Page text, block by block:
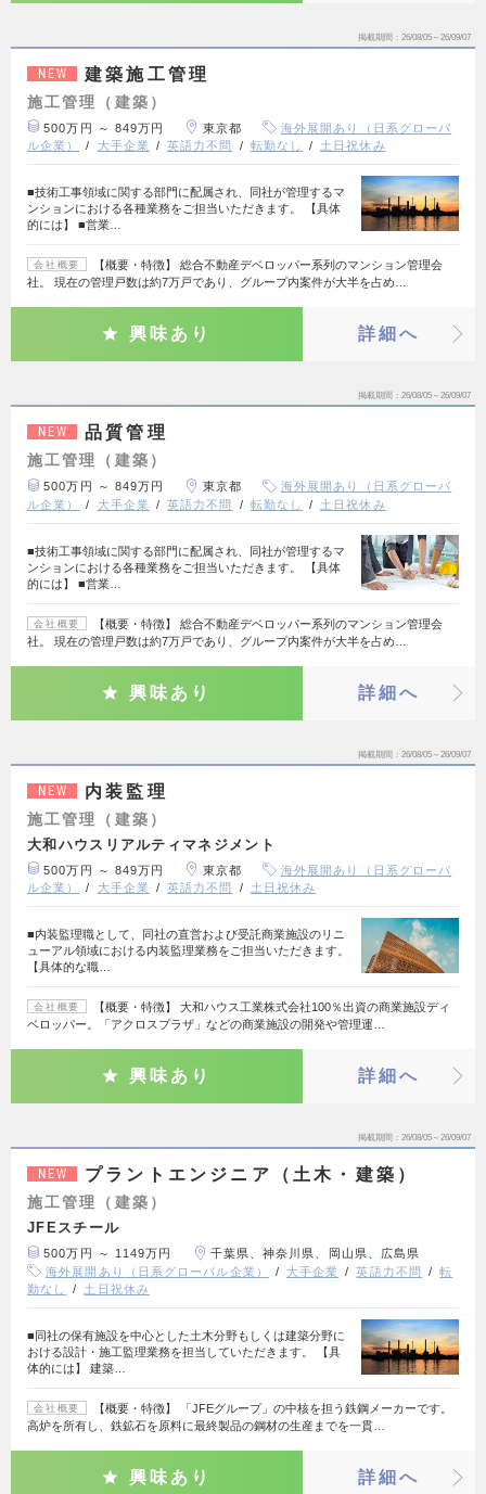
掲載期間 26/08/05～26/09/07
NEW 建築施工管理
施工管理（建築）
500万円 ～ 849万円 東京都
海外展開あり（日系グローバ
ル企業）
大手企業 英語力不問 転勤なし 土日祝休み
■技術工事領域に関する部門に配属され、同社が管理するマ
ンションにおける各種業務をご担当いただきます。 【具体
的には】 ■営業…
会社概要
【概要・特徴】 総合不動産デベロッパー系列のマンション管理会
社。 現在の管理戸数は約7万戸であり、グループ内案件が大半を占め…
興味あり 詳細へ
掲載期間 26/08/05～26/09/07
NEW 品質管理
施工管理（建築）
500万円 ～ 849万円 東京都
海外展開あり（日系グローバ
ル企業）
大手企業 英語力不問 転勤なし 土日祝休み
■技術工事領域に関する部門に配属され、同社が管理するマ
ンションにおける各種業務をご担当いただきます。 【具体
的には】 ■営業…
会社概要
【概要・特徴】 総合不動産デベロッパー系列のマンション管理会
社。 現在の管理戸数は約7万戸であり、グループ内案件が大半を占め…
興味あり 詳細へ
掲載期間 26/08/05～26/09/07
NEW 内装監理
施工管理（建築）
大和ハウスリアルティマネジメント
500万円 ～ 849万円 東京都
海外展開あり（日系グローバ
ル企業）
大手企業 英語力不問 土日祝休み
■内装監理職として、同社の直営および受託商業施設のリニ
ューアル領域における内装監理業務をご担当いただきます。
【具体的な職…
会社概要
【概要・特徴】 大和ハウス工業株式会社100％出資の商業施設ディ
ベロッパー。「アクロスプラザ」などの商業施設の開発や管理運…
興味あり 詳細へ
掲載期間 26/08/05～26/09/07
NEW プラントエンジニア（土木・建築）
施工管理（建築）
JFEスチール
500万円 ～ 1149万円
千葉県、神奈川県、岡山県、広島県
海外展開あり（日系グローバル企業）
大手企業 英語力不問
転
勤なし
土日祝休み
■同社の保有施設を中心とした土木分野もしくは建築分野に
おける設計・施工監理業務を担当していただきます。 【具
体的には】 建築…
会社概要
【概要・特徴】 「JFEグループ」の中核を担う鉄鋼メーカーです。
高炉を所有し、鉄鉱石を原料に最終製品の鋼材の生産までを一貫…
興味あり 詳細へ